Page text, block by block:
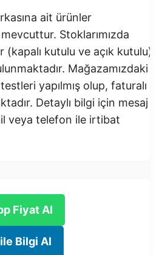
ait ürünler
Stoklarımızda
(kapalı kutulu ve açık kutulu)
Mağazamızdaki
yapılmış olup, faturalı
Detaylı bilgi için mesaj
veya telefon ile irtibat
Fiyat Al
Bilgi Al